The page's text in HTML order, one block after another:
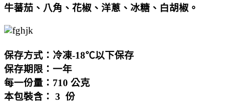
牛蕃茄、八角、花椒、洋蔥、冰糖、白胡椒 。
保存方式：冷凍-18℃以下保存
保存期限：一年
每一份量：710 公克
本包裝含： 3 份